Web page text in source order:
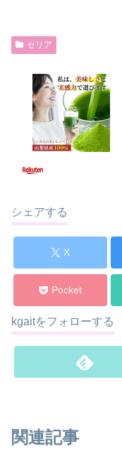
セリア
シェアする
X
Pocket
kgaitをフォローする
関連記事